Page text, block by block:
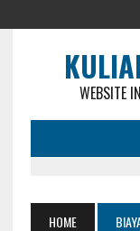
WEBSITE
HOME